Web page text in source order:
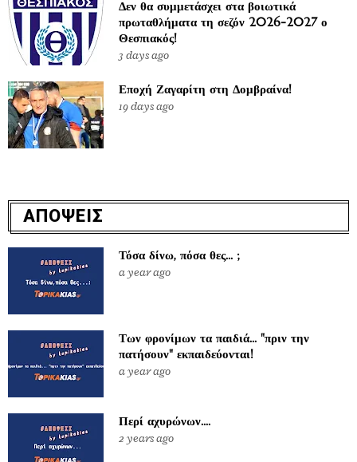
Δεν θα συμμετάσχει στα βοιωτικά
πρωταθλήματα τη σεζόν 2026-2027 ο
Θεσπιακός!
3 days ago
Εποχή Ζαγαρίτη στη Δομβραίνα!
19 days ago
ΑΠΟΨΕΙΣ
Τόσα δίνω, πόσα θες... ;
a year ago
Των φρονίμων τα παιδιά... "πριν την
πατήσουν" εκπαιδεύονται!
a year ago
Περί αχυρώνων....
2 years ago